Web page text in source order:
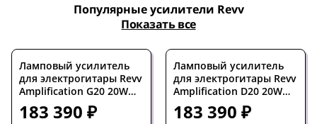
Популярные усилители Revv
Показать все
Ламповый усилитель
для электрогитары Revv
Amplification G20 20W
Tube Guitar Amp Head
Black
183 390 ₽
Ламповый усилитель
для электрогитары Revv
Amplification D20 20W
Tube Guitar Amp Head
White
183 390 ₽